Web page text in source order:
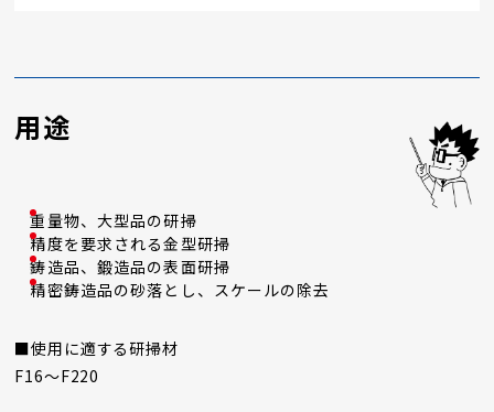
用途
重量物、大型品の研掃
精度を要求される金型研掃
鋳造品、鍛造品の表面研掃
精密鋳造品の砂落とし、スケールの除去
■使用に適する研掃材
F16～F220